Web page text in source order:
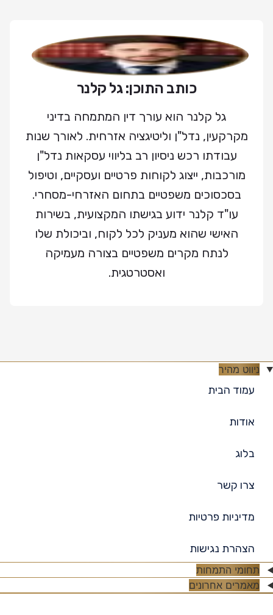
כותב התוכן: גל קלנר
גל קלנר הוא עורך דין המתמחה בדיני
מקרקעין, נדל"ן וליטיגציה אזרחית. לאורך שנות
עבודתו רכש ניסיון רב בליווי עסקאות נדל"ן
מורכבות, ייצוג לקוחות פרטיים ועסקיים, וטיפול
בסכסוכים משפטיים בתחום האזרחי-מסחרי.
עו"ד קלנר ידוע בגישתו המקצועית, בשירות
האישי שהוא מעניק לכל לקוח, וביכולת שלו
לנתח מקרים משפטיים בצורה מעמיקה
ואסטרטגית.
ניווט מהיר
עמוד הבית
אודות
בלוג
צרו קשר
מדיניות פרטיות
הצהרת נגישות
תחומי התמחות
מאמרים אחרונים